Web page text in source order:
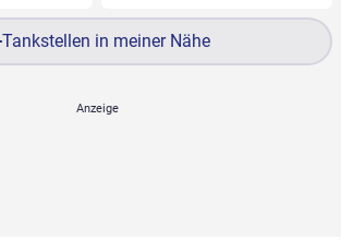
Tankstellen in meiner Nähe